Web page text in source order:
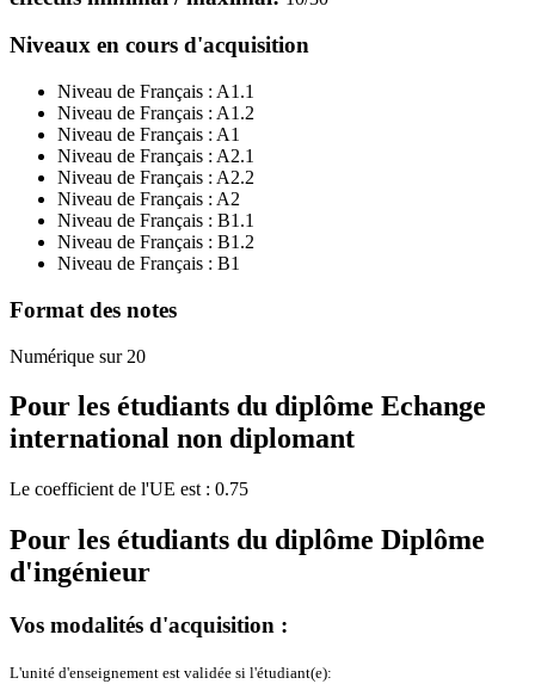
Niveaux en cours d'acquisition
Niveau de Français : A1.1
Niveau de Français : A1.2
Niveau de Français : A1
Niveau de Français : A2.1
Niveau de Français : A2.2
Niveau de Français : A2
Niveau de Français : B1.1
Niveau de Français : B1.2
Niveau de Français : B1
Format des notes
Numérique sur 20
Pour les étudiants du diplôme Echange
international non diplomant
Le coefficient de l'UE est : 0.75
Pour les étudiants du diplôme Diplôme
d'ingénieur
Vos modalités d'acquisition :
L'unité d'enseignement est validée si l'étudiant(e):